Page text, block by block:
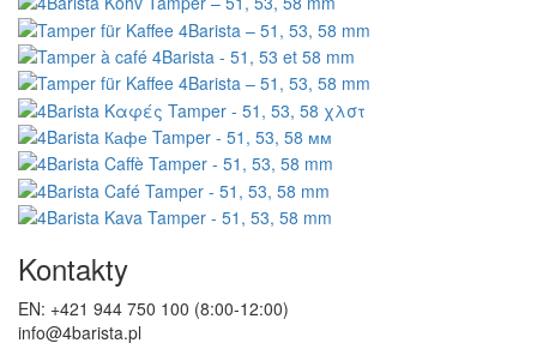
Kontakty
EN: +421 944 750 100 (8:00-12:00)
info@4barista.pl